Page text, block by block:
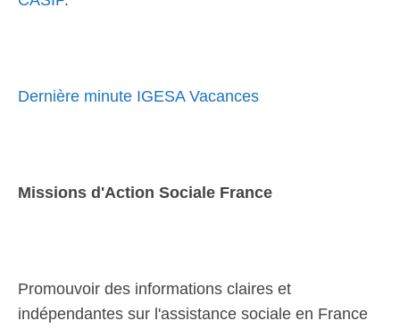
Dernière minute IGESA Vacances
Missions d'Action Sociale France
Promouvoir des informations claires et
indépendantes sur l'assistance sociale en France